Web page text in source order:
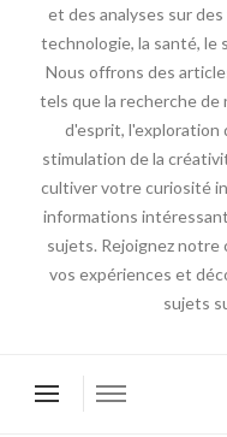
et des analyses sur
technologie, la santé, le
Nous offrons des
tels que la recherche de
d'esprit, l'exploration
stimulation de la
cultiver votre curiosité
informations
sujets. Rejoignez notre
vos expériences et
sujets